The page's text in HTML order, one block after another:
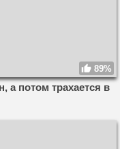
89%
а потом трахается в